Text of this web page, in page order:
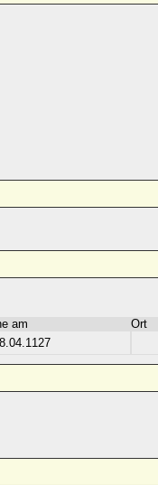
am
Ort